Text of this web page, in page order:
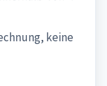
keine